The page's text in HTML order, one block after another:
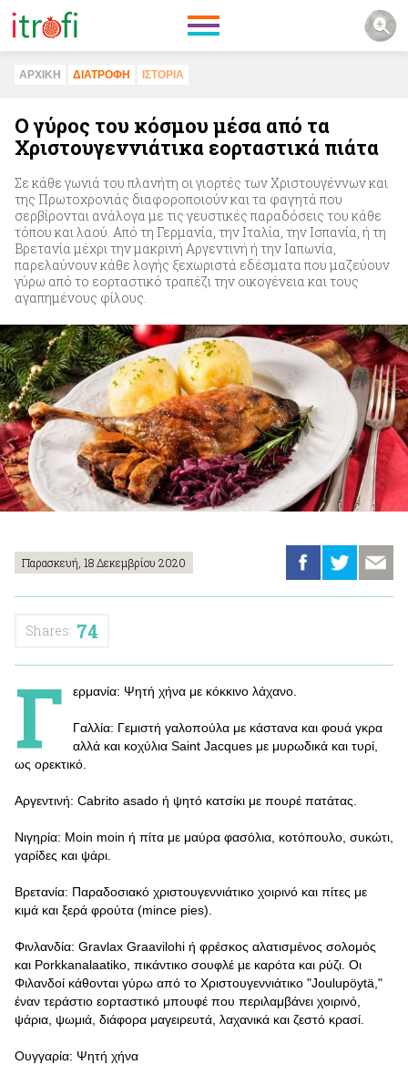
ΑΡΧΙΚΗ ΔΙΑΤΡΟΦΗ ΙΣΤΟΡΙΑ
Ο γύρος του κόσμου μέσα από τα
Χριστουγεννιάτικα εορταστικά πιάτα
Σε κάθε γωνιά του πλανήτη οι γιορτές των Χριστουγέννων και
της Πρωτοχρονιάς διαφοροποιούν και τα φαγητά που
σερβίρονται ανάλογα με τις γευστικές παραδόσεις του κάθε
τόπου και λαού. Από τη Γερμανία, την Ιταλία, την Ισπανία, ή τη
Βρετανία μέχρι την μακρινή Αργεντινή ή την Ιαπωνία,
παρελαύνουν κάθε λογής ξεχωριστά εδέσματα που μαζεύουν
γύρω από το εορταστικό τραπέζι την οικογένεια και τους
αγαπημένους φίλους.
Παρασκευή, 18 Δεκεμβρίου 2020
Shares: 74
Γ ερμανία: Ψητή χήνα με κόκκινο λάχανο.
Γαλλία: Γεμιστή γαλοπούλα με κάστανα και φουά γκρα
αλλά και κοχύλια Saint Jacques με μυρωδικά και τυρί,
ως ορεκτικό.
Αργεντινή: Cabrito asado ή ψητό κατσίκι με πουρέ πατάτας.
Νιγηρία: Moin moin ή πίτα με μαύρα φασόλια, κοτόπουλο, συκώτι,
γαρίδες και ψάρι.
Βρετανία: Παραδοσιακό χριστουγεννιάτικο χοιρινό και πίτες με
κιμά και ξερά φρούτα (mince pies).
Φινλανδία: Gravlax Graavilohi ή φρέσκος αλατισμένος σολομός
και Porkkanalaatiko, πικάντικο σουφλέ με καρότα και ρύζι. Οι
Φιλανδοί κάθονται γύρω από το Χριστουγεννιάτικο "Joulupöytä,"
έναν τεράστιο εορταστικό μπουφέ που περιλαμβάνει χοιρινό,
ψάρια, ψωμιά, διάφορα μαγειρευτά, λαχανικά και ζεστό κρασί.
Ουγγαρία: Ψητή χήνα